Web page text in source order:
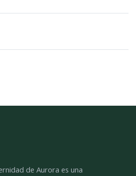
de Aurora es una